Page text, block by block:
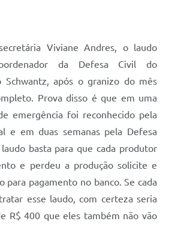
Viviane Andres, o laudo
da Defesa Civil do
Schwantz, após o granizo do mês
Prova disso é que em uma
emergência foi reconhecido pela
e em duas semanas pela Defesa
laudo basta para que cada produtor
e perdeu a produção solicite e
para pagamento no banco. Se cada
esse laudo, com certeza seria
R$ 400 que eles também não vão